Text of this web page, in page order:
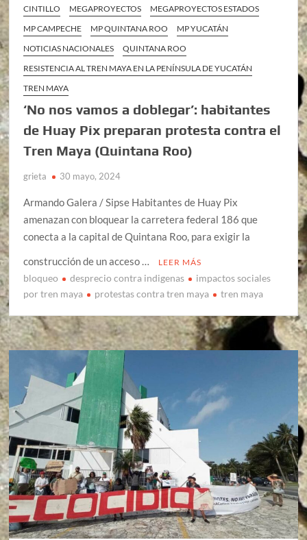
CINTILLO MEGAPROYECTOS
MEGAPROYECTOS ESTADOS
MP CAMPECHE
MP QUINTANA ROO
MP YUCATÁN
NOTICIAS NACIONALES
QUINTANA ROO
RESISTENCIA AL TREN MAYA EN LA PENÍNSULA DE YUCATÁN
TREN MAYA
‘No nos vamos a doblegar’: habitantes
de Huay Pix preparan protesta contra el
Tren Maya (Quintana Roo)
grieta 30 mayo, 2024
Armando Galera / Sipse Habitantes de Huay Pix
amenazan con bloquear la carretera federal 186 que
conecta a la capital de Quintana Roo, para exigir la
construcción de un acceso …
LEER MÁS
bloqueo desprecio contra indigenas
impactos sociales
por tren maya
protestas contra tren maya tren maya